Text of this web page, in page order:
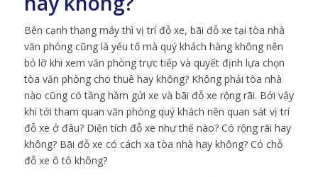
Bên cạnh thang máy thì vị trí đỗ xe, bãi đỗ xe tại tòa nhà
văn phòng cũng là yếu tố mà quý khách hàng không nên
bỏ lỡ khi xem văn phòng trực tiếp và quyết định lựa chọn
tòa văn phòng cho thuê hay không? Không phải tòa nhà
nào cũng có tầng hầm gửi xe và bãi đỗ xe rộng rãi. Bởi vậy
khi tới tham quan văn phòng quý khách nên quan sát vị trí
đỗ xe ở đâu? Diện tích đỗ xe như thế nào? Có rộng rãi hay
không? Bãi đỗ xe có cách xa tòa nhà hay không? Có chỗ
đỗ xe ô tô không?